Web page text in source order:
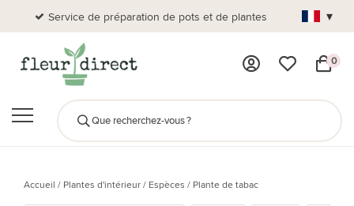
Service de préparation de pots et de plantes Plus
▾
0
Accueil / Plantes d'intérieur/ Espèces / Plante de tabac